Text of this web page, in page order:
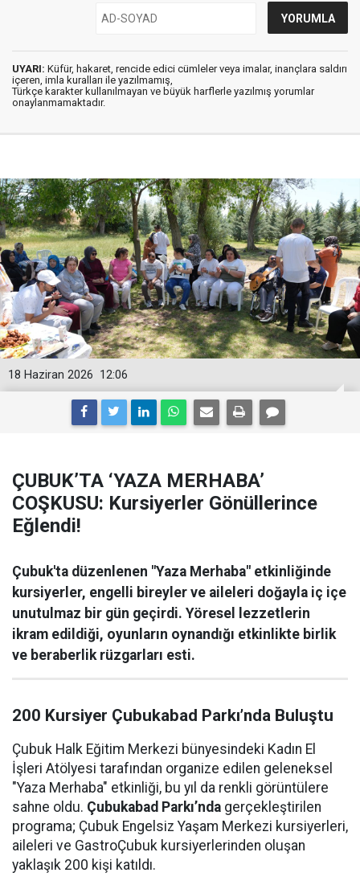
UYARI: Küfür, hakaret, rencide edici cümleler veya imalar, inançlara saldırı
içeren, imla kuralları ile yazılmamış,
Türkçe karakter kullanılmayan ve büyük harflerle yazılmış yorumlar
onaylanmamaktadır.
12:06
18 Haziran 2026
ÇUBUK’TA ‘YAZA MERHABA’
COŞKUSU: Kursiyerler Gönüllerince
Eğlendi!
Çubuk'ta düzenlenen "Yaza Merhaba" etkinliğinde
kursiyerler, engelli bireyler ve aileleri doğayla iç içe
unutulmaz bir gün geçirdi. Yöresel lezzetlerin
ikram edildiği, oyunların oynandığı etkinlikte birlik
ve beraberlik rüzgarları esti.
200 Kursiyer Çubukabad Parkı’nda Buluştu
Çubuk Halk Eğitim Merkezi bünyesindeki Kadın El
İşleri Atölyesi tarafından organize edilen geleneksel
"Yaza Merhaba" etkinliği, bu yıl da renkli görüntülere
sahne oldu. Çubukabad Parkı’nda gerçekleştirilen
programa; Çubuk Engelsiz Yaşam Merkezi kursiyerleri,
aileleri ve GastroÇubuk kursiyerlerinden oluşan
yaklaşık 200 kişi katıldı.